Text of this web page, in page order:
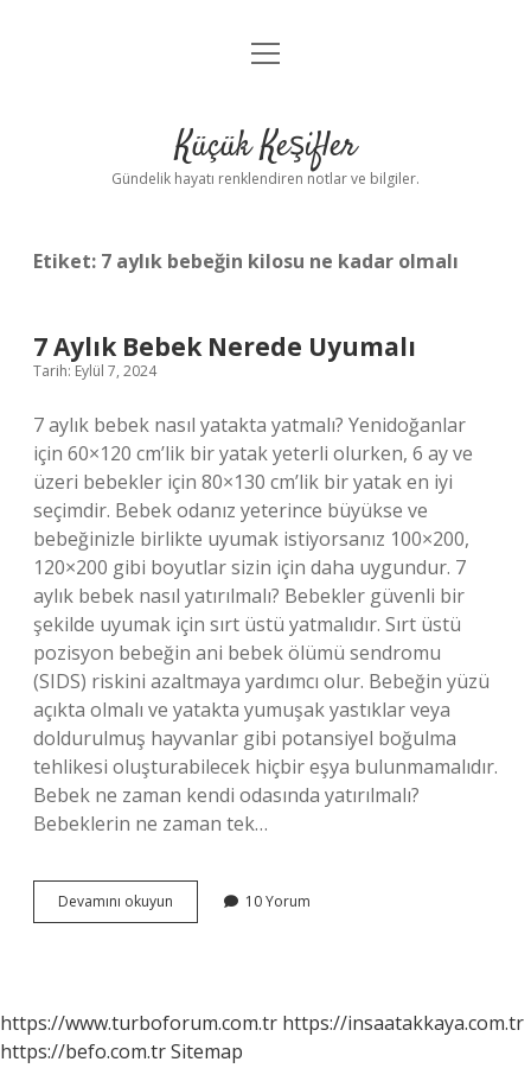
Anasayfa
Yasal Uyarı
menüyü
Küçük Keşifler
Gündelik hayatı renklendiren notlar ve bilgiler.
Etiket: 7 aylık bebeğin kilosu ne kadar olmalı
7 Aylık Bebek Nerede Uyumalı
Tarih: Eylül 7, 2024
7 aylık bebek nasıl yatakta yatmalı? Yenidoğanlar
için 60×120 cm’lik bir yatak yeterli olurken, 6 ay ve
üzeri bebekler için 80×130 cm’lik bir yatak en iyi
seçimdir. Bebek odanız yeterince büyükse ve
bebeğinizle birlikte uyumak istiyorsanız 100×200,
120×200 gibi boyutlar sizin için daha uygundur. 7
aylık bebek nasıl yatırılmalı? Bebekler güvenli bir
şekilde uyumak için sırt üstü yatmalıdır. Sırt üstü
pozisyon bebeğin ani bebek ölümü sendromu
(SIDS) riskini azaltmaya yardımcı olur. Bebeğin yüzü
açıkta olmalı ve yatakta yumuşak yastıklar veya
doldurulmuş hayvanlar gibi potansiyel boğulma
tehlikesi oluşturabilecek hiçbir eşya bulunmamalıdır.
Bebek ne zaman kendi odasında yatırılmalı?
Bebeklerin ne zaman tek…
Devamını okuyun
Aylık
10 Yorum
https://www.turboforum.com.tr https://insaatakkaya.com.tr
https://befo.com.trSitemap